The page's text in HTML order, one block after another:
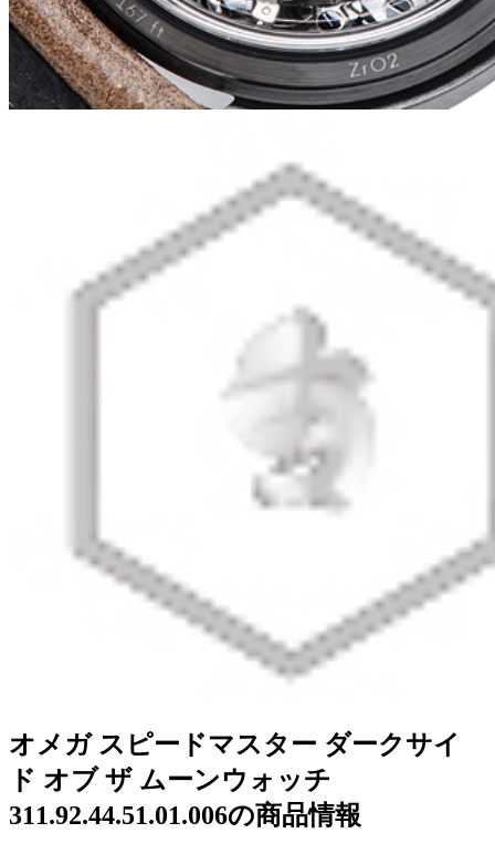
オメガ スピードマスター ダークサイ
ド オブ ザ ムーンウォッチ
311.92.44.51.01.006の商品情報